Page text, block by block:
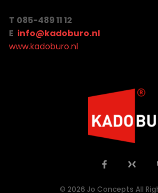
T 085-489 11 12
E info@kadoburo.nl
www.kadoburo.nl
© 2026 Jo Concepts All